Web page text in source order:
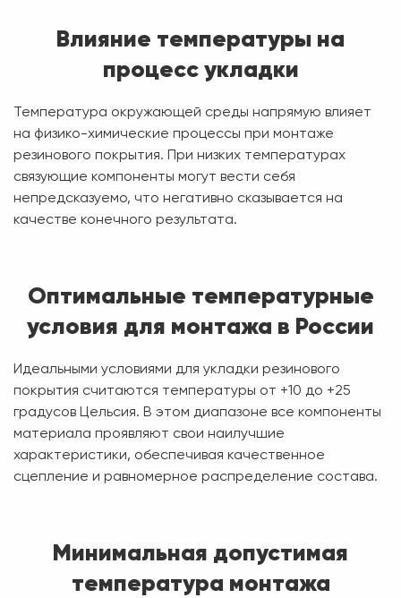
Влияние температуры на
процесс укладки
Температура окружающей среды напрямую влияет
на физико-химические процессы при монтаже
резинового покрытия. При низких температурах
связующие компоненты могут вести себя
непредсказуемо, что негативно сказывается на
качестве конечного результата.
Оптимальные температурные
условия для монтажа в России
Идеальными условиями для укладки резинового
покрытия считаются температуры от +10 до +25
градусов Цельсия. В этом диапазоне все компоненты
материала проявляют свои наилучшие
характеристики, обеспечивая качественное
сцепление и равномерное распределение состава.
Минимальная допустимая
температура монтажа